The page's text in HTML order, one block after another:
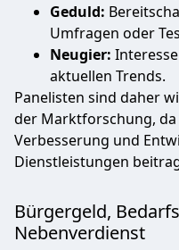
Geduld:
Umfragen oder
Neugier:
aktuellen Trends.
Panelisten sind daher
der Marktforschung,
Verbesserung und
Dienstleistungen
Bürgergeld,
Nebenverdienst